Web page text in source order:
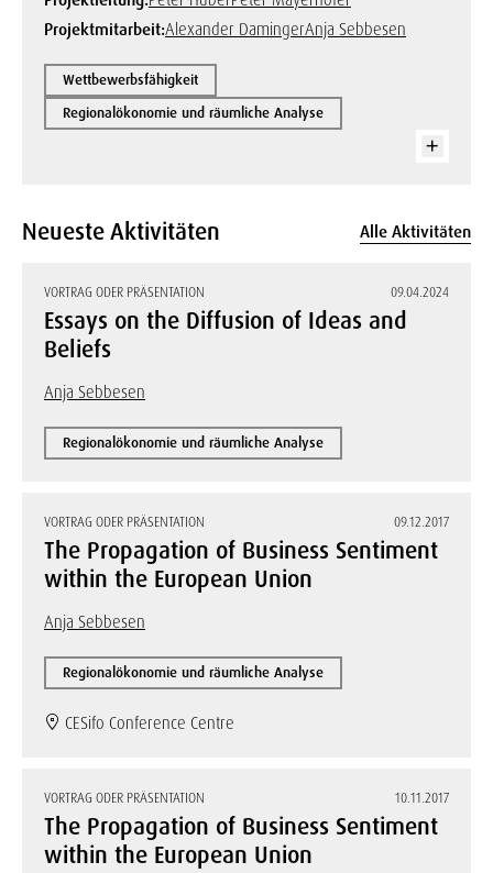
Projektmitarbeit:Alexander DamingerAnja Sebbesen
Wettbewerbsfähigkeit
Regionalökonomie und räumliche Analyse
Neueste Aktivitäten Alle Aktivitäten
VORTRAG ODER PRÄSENTATION 09.04.2024
Essays on the Diffusion of Ideas and
Beliefs
Anja Sebbesen
Regionalökonomie und räumliche Analyse
VORTRAG ODER PRÄSENTATION 09.12.2017
The Propagation of Business Sentiment
within the European Union
Anja Sebbesen
Regionalökonomie und räumliche Analyse
CESifo Conference Centre
VORTRAG ODER PRÄSENTATION 10.11.2017
The Propagation of Business Sentiment
within the European Union